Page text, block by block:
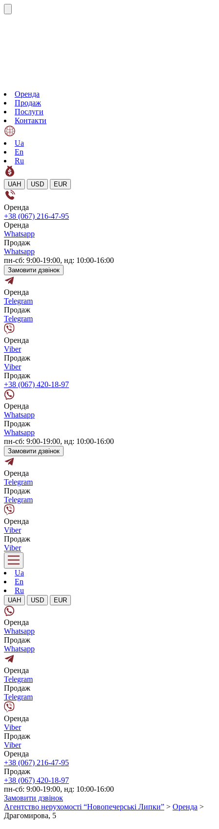
Оренда
Продаж
Послуги
Контакти
Ua
En
Ru
UAH USD EUR
Оренда
+38 (067) 216-47-95
Оренда
Whatsapp
Продаж
Whatsapp
пн-сб: 9:00-19:00, нд: 10:00-16:00
Замовити дзвінок
Оренда
Telegram
Продаж
Telegram
Оренда
Viber
Продаж
Viber
Продаж
+38 (067) 420-18-97
Оренда
Whatsapp
Продаж
Whatsapp
пн-сб: 9:00-19:00, нд: 10:00-16:00
Замовити дзвінок
Оренда
Telegram
Продаж
Telegram
Оренда
Viber
Продаж
Viber
Ua
En
Ru
UAH USD EUR
Оренда
Whatsapp
Продаж
Whatsapp
Оренда
Telegram
Продаж
Telegram
Оренда
Viber
Продаж
Viber
Оренда
+38 (067) 216-47-95
Продаж
+38 (067) 420-18-97
пн-сб: 9:00-19:00, нд: 10:00-16:00
Замовити дзвінок
Агентство нерухомості “Новопечерські Липки” > Оренда >
Драгомирова, 5